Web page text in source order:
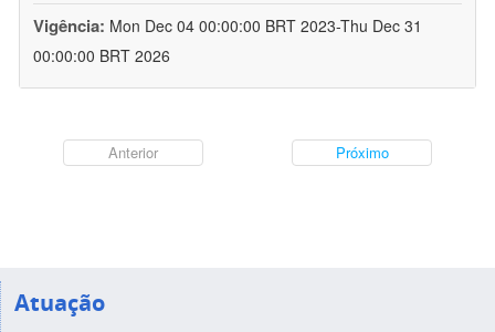
Vigência: Mon Dec 04 00:00:00 BRT 2023-Thu Dec 31
00:00:00 BRT 2026
Anterior Próximo
Atuação